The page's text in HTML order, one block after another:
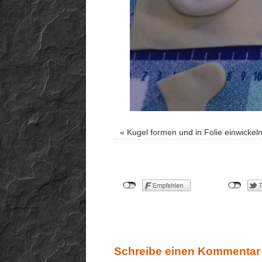
« Kugel formen und in Folie einwickeln
Schreibe einen Kommentar